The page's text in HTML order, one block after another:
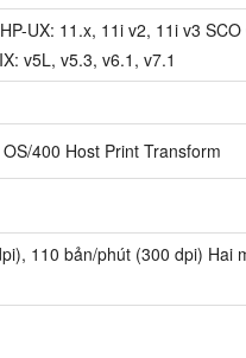
UX: 11.x, 11i v2, 11i v3
v5L, v5.3, v6.1, v7.1
400 Host Print Transform
110 bản/phút (300 dpi) Hai